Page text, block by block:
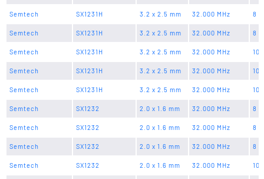
Semtech SX1231H 3.2 x 2.5 mm 32.000 MHz 8
Semtech SX1231H 3.2 x 2.5 mm 32.000 MHz 8
Semtech SX1231H 3.2 x 2.5 mm 32.000 MHz 10
Semtech SX1231H 3.2 x 2.5 mm 32.000 MHz 10
Semtech SX1231H 3.2 x 2.5 mm 32.000 MHz 10
Semtech SX1232 2.0 x 1.6 mm 32.000 MHz 8
Semtech SX1232 2.0 x 1.6 mm 32.000 MHz 8
Semtech SX1232 2.0 x 1.6 mm 32.000 MHz 8
Semtech SX1232 2.0 x 1.6 mm 32.000 MHz 10